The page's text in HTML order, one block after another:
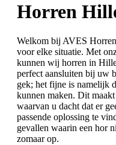
Horren
Welkom bij AVES
voor elke situatie. Met
kunnen wij horren in
perfect aansluiten bij uw
gek; het fijne is namelijk
kunnen maken. Dit
waarvan u dacht dat er
passende oplossing te
gevallen waarin een hor
zomaar op.